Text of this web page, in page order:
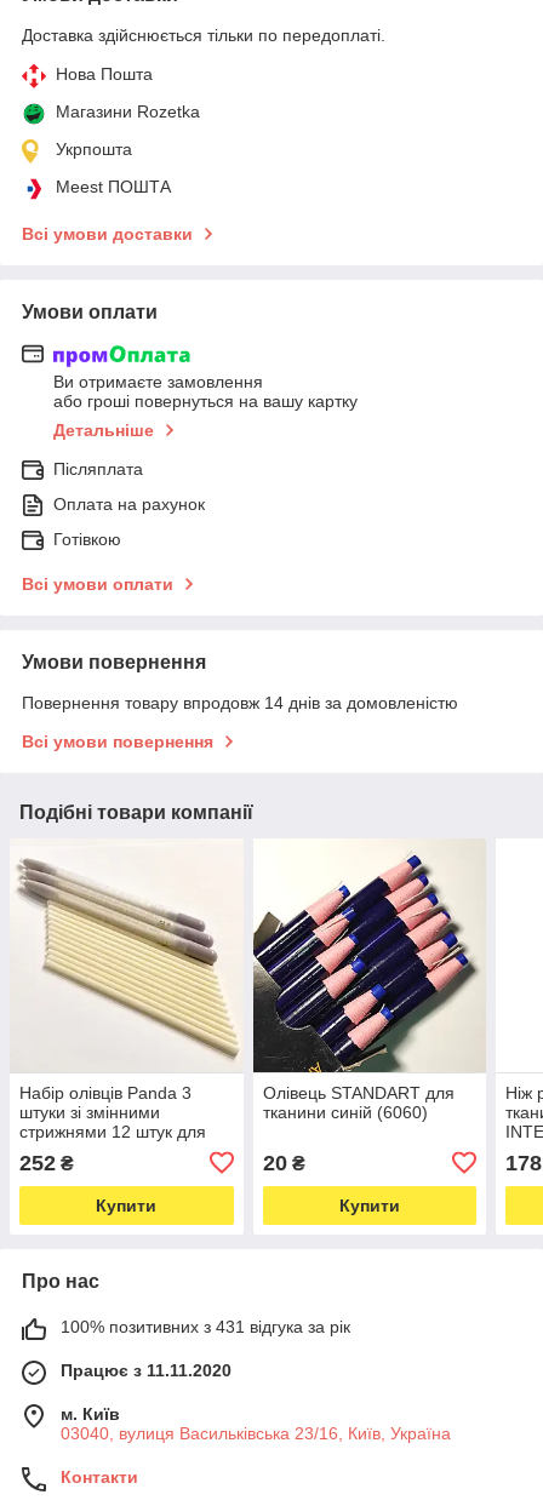
Доставка здійснюється тільки по передоплаті.
Нова Пошта
Магазини Rozetka
Укрпошта
Meest ПОШТА
Всі умови доставки
Умови оплати
Ви отримаєте замовлення
або гроші повернуться на вашу картку
Детальніше
Післяплата
Оплата на рахунок
Готівкою
Всі умови оплати
Умови повернення
Повернення товару впродовж 14 днів за домовленістю
Всі умови повернення
Подібні товари компанії
Набір олівців Panda 3
штуки зі змінними
стрижнями 12 штук для
зникає при нагріванні
(6848)
252 ₴
Купити
Олівець STANDART для
тканини синій (6060)
20₴
Купити
Ніж
178
Про нас
100% позитивних з 431 відгука за рік
Працює з 11.11.2020
м. Київ
03040, вулиця Васильківська 23/16, Київ, Україна
Контакти